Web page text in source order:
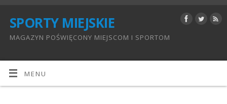
SPORTY MIEJSKIE
MAGAZYN POŚWIĘCONY MIEJSCOM I SPORTOM
MENU